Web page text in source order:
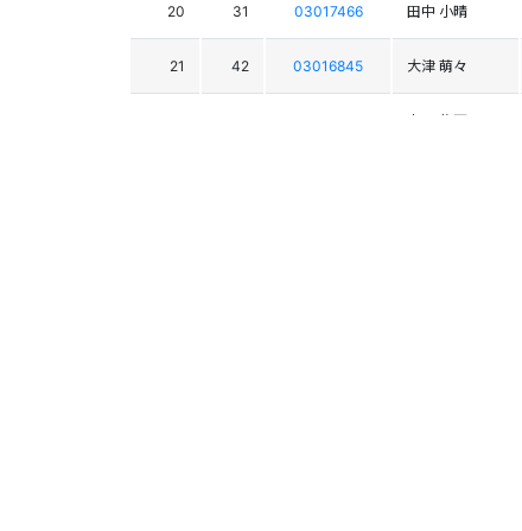
20 31 03017466 田中 小晴
21 42 03016845 大津 萌々
山田 悠可